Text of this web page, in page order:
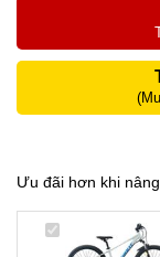
Ưu đãi hơn khi